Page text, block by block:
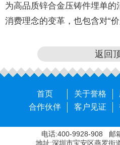
为高品质锌合金压铸件埋单
消费理念的变革，也包含对“价
返回
首页 关于誉格
合作伙伴
客户见证
电话:400-9928-908 邮
地址:深圳市宝安区燕罗街